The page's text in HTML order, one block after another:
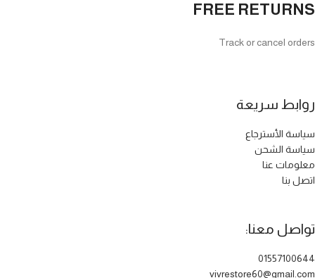
FREE RETURNS
Track or cancel orders
روابط سريعة
سياسة الأسترجاع
سياسة الشحن
معلومات عنا
اتصل بنا
تواصل معنا:
01557100644
vivrestore60@gmail.com